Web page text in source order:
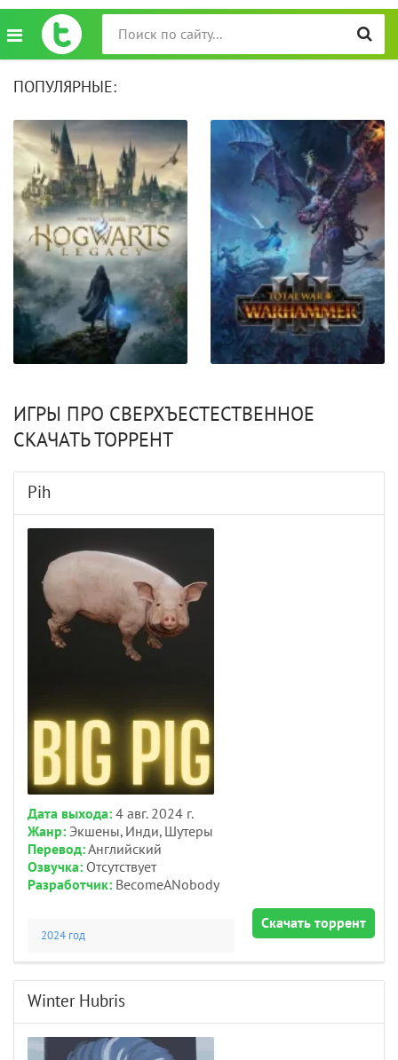
ПОПУЛЯРНЫЕ:
ИГРЫ ПРО СВЕРХЪЕСТЕСТВЕННОЕ
СКАЧАТЬ ТОРРЕНТ
Pih
Дата выхода: 4 авг. 2024 г.
Жанр: Экшены, Инди, Шутеры
Перевод:Английский
Озвучка: Отсутствует
Разработчик: BecomeANobody
Скачать торрент
2024 год
Winter Hubris